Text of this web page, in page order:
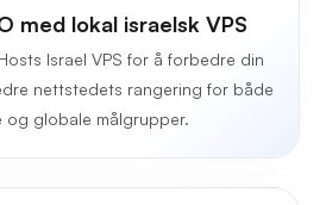
med lokal israelsk VPS
Israel VPS for å forbedre din
nettstedets rangering for både
og globale målgrupper.